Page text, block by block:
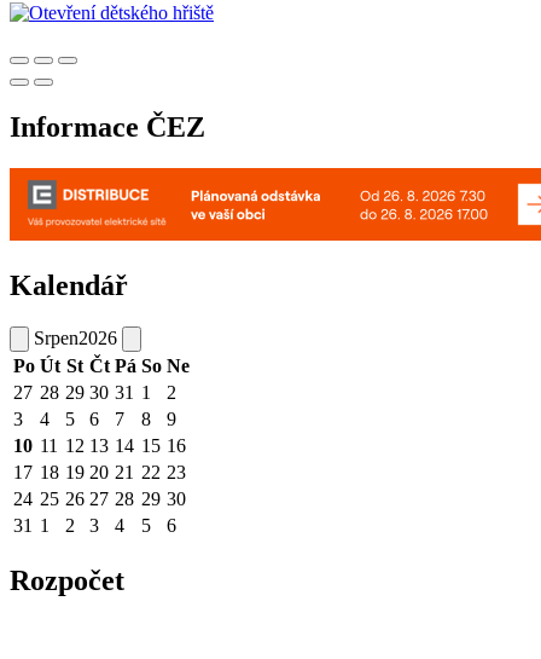
Informace ČEZ
Kalendář
Srpen2026
Po Út St Čt Pá So Ne
27 28 29 30 31 1
2
3
4 5 6 7 8
9
10 11 12 13 14 15 16
17 18 19 20 21 22 23
24 25 26 27 28 29 30
31 1 2 3 4 5 6
Rozpočet